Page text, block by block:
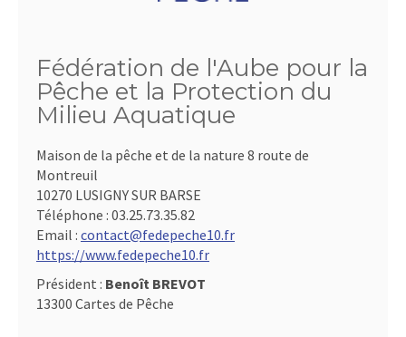
Fédération de l'Aube pour la
Pêche et la Protection du
Milieu Aquatique
Maison de la pêche et de la nature 8 route de
Montreuil
10270 LUSIGNY SUR BARSE
Téléphone : 03.25.73.35.82
Email : contact@fedepeche10.fr
https://www.fedepeche10.fr
Président : Benoît BREVOT
13300 Cartes de Pêche